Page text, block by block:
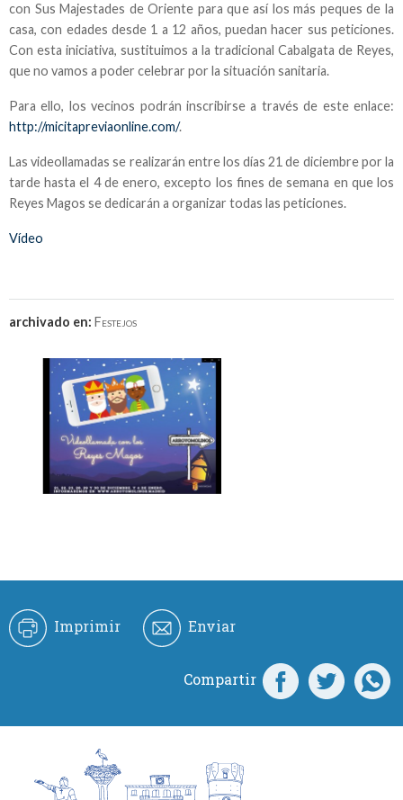
con Sus Majestades de Oriente para que así los más peques de la
casa, con edades desde 1 a 12 años, puedan hacer sus peticiones.
Con esta iniciativa, sustituimos a la tradicional Cabalgata de Reyes,
que no vamos a poder celebrar por la situación sanitaria.
Para ello, los vecinos podrán inscribirse a través de este enlace:
http://micitapreviaonline.com/.
Las videollamadas se realizarán entre los días 21 de diciembre por la
tarde hasta el 4 de enero, excepto los fines de semana en que los
Reyes Magos se dedicarán a organizar todas las peticiones.
Vídeo
archivado en: Festejos
Imprimir Enviar
Compartir